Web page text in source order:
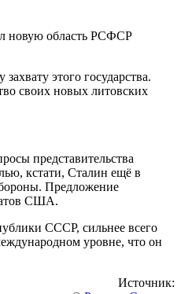
новую область РСФСР
этого государства.
своих новых литовских
представительства
кстати, Сталин ещё в
Предложение
США.
СССР, сильнее всего
уровне, что он
Источник: